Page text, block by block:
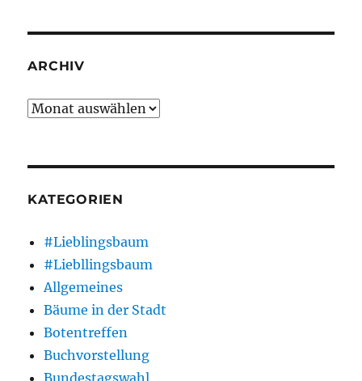
ARCHIV
Archiv
KATEGORIEN
#Lieblingsbaum
#Liebllingsbaum
Allgemeines
Bäume in der Stadt
Botentreffen
Buchvorstellung